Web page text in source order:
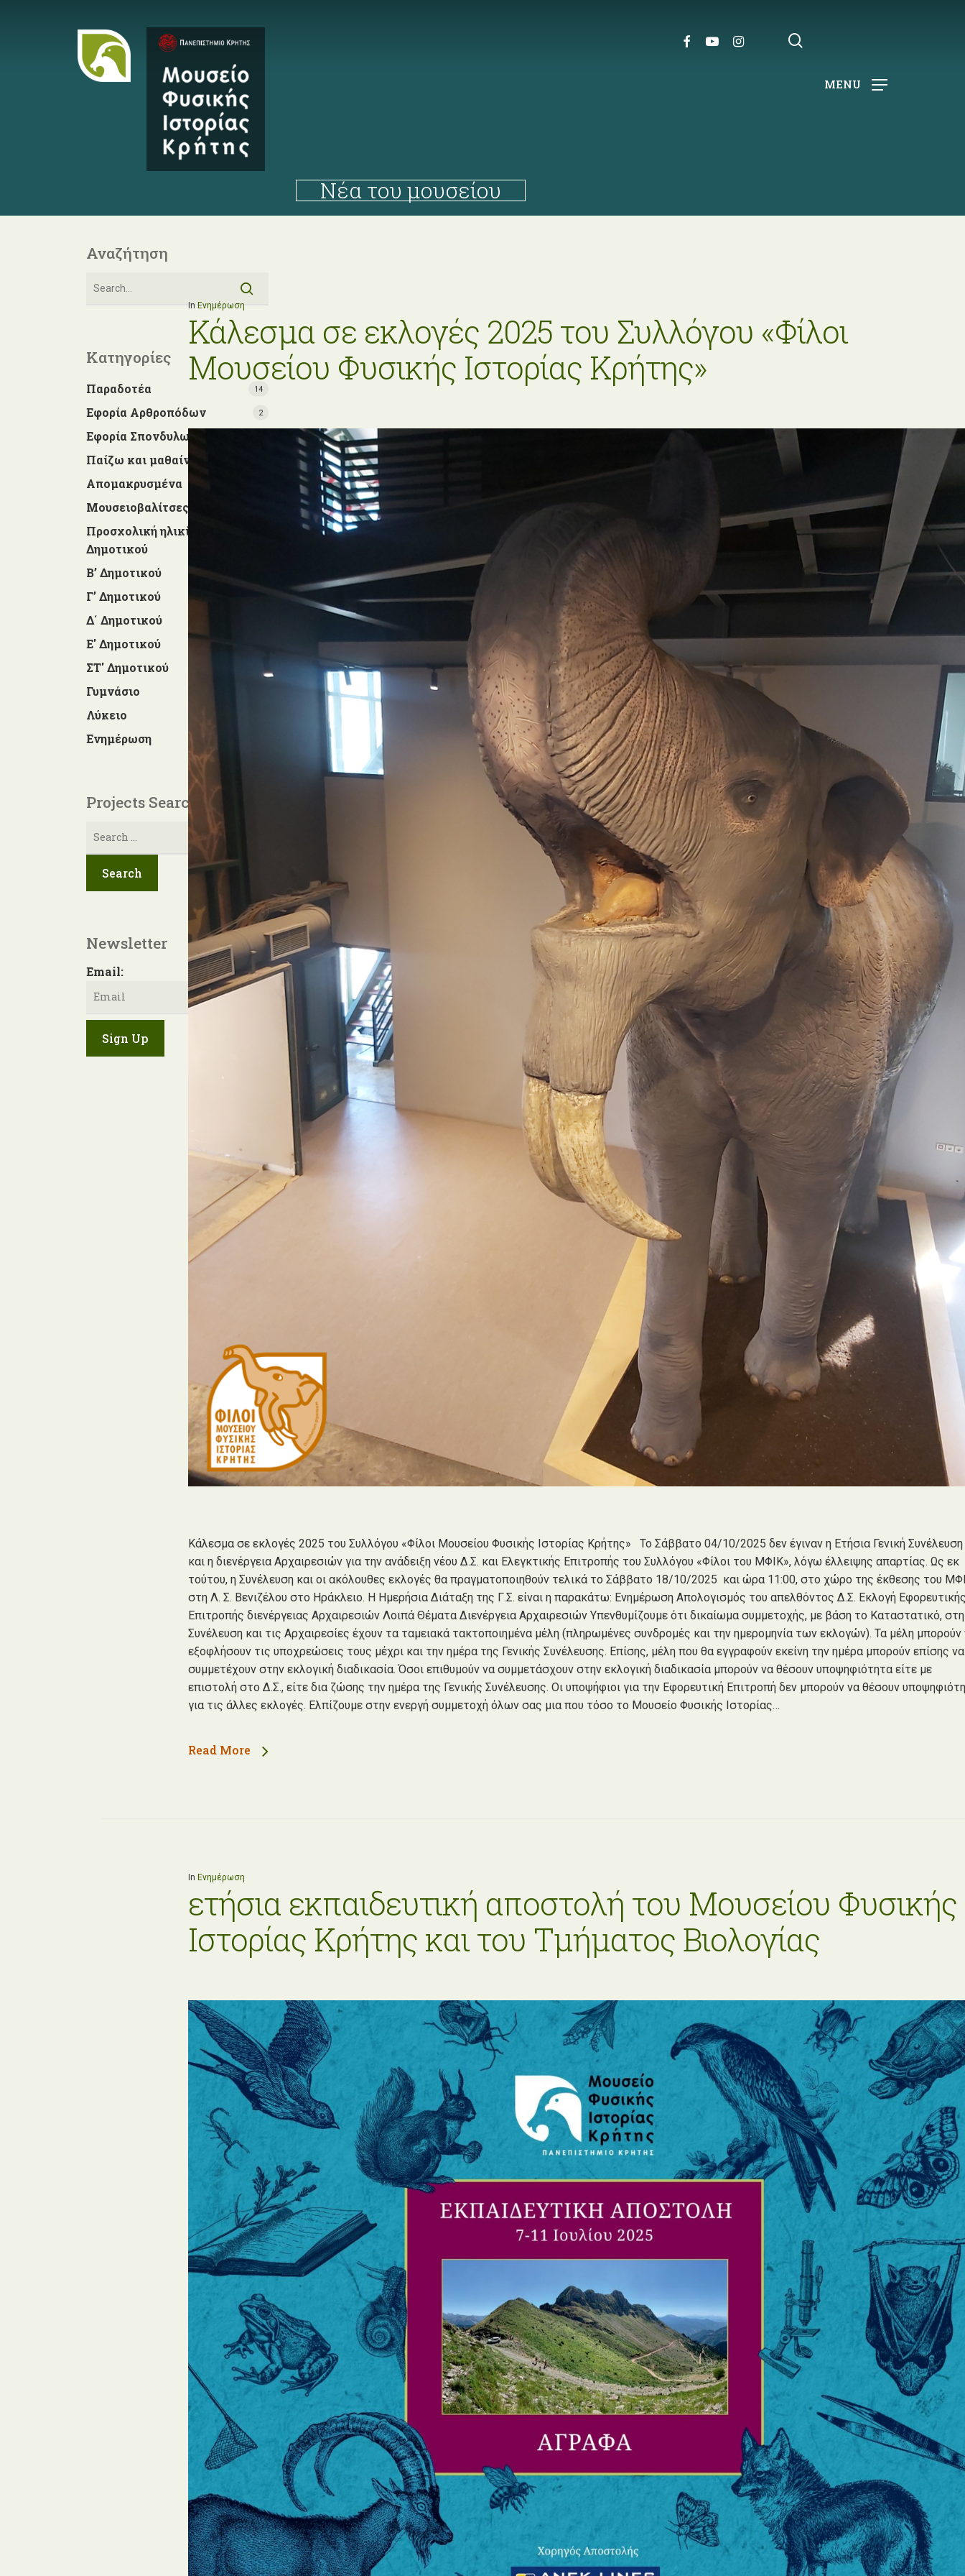
MENU
FACEBOOK
YOUTUBEINSTAGRAM
Νέα του μουσείου
Αναζήτηση
Κατηγορίες
Παραδοτέα 14
Εφορία Αρθροπόδων 2
Εφορία Σπονδυλωτών
Παίζω και μαθαίνω
Απομακρυσμένα
Μουσειοβαλίτσες
Προσχολική ηλικία και Α' τάξη
Δημοτικού
Β’ Δημοτικού
Γ’ Δημοτικού
Δ΄ Δημοτικού
Ε' Δημοτικού
ΣΤ' Δημοτικού
Γυμνάσιο
Λύκειο
Ενημέρωση
Projects Search
Αναζήτηση
Newsletter
Email:
In Ενημέρωση
Κάλεσμα σε εκλογές 2025 του Συλλόγου «Φίλοι
Μουσείου Φυσικής Ιστορίας Κρήτης»
Κάλεσμα σε εκλογές 2025 του Συλλόγου «Φίλοι Μουσείου Φυσικής Ιστορίας Κρήτης» Το Σάββατο 04/10/2025 δεν έγιναν η Ετήσια Γενική Συνέλευση
και η διενέργεια Αρχαιρεσιών για την ανάδειξη νέου Δ.Σ. και Ελεγκτικής Επιτροπής του Συλλόγου «Φίλοι του ΜΦΙΚ», λόγω έλλειψης απαρτίας. Ως εκ
τούτου, η Συνέλευση και οι ακόλουθες εκλογές θα πραγματοποιηθούν τελικά το Σάββατο 18/10/2025 και ώρα 11:00, στο χώρο της έκθεσης του
στη Λ. Σ. Βενιζέλου στο Ηράκλειο. Η Ημερήσια Διάταξη της Γ.Σ. είναι η παρακάτω: Ενημέρωση Απολογισμός του απελθόντος Δ.Σ. Εκλογή
Επιτροπής διενέργειας Αρχαιρεσιών Λοιπά Θέματα Διενέργεια Αρχαιρεσιών Υπενθυμίζουμε ότι δικαίωμα συμμετοχής, με βάση το Καταστατικό, στη
Συνέλευση και τις Αρχαιρεσίες έχουν τα ταμειακά τακτοποιημένα μέλη (πληρωμένες συνδρομές και την ημερομηνία των εκλογών). Τα μέλη μπορούν
εξοφλήσουν τις υποχρεώσεις τους μέχρι και την ημέρα της Γενικής Συνέλευσης. Επίσης, μέλη που θα εγγραφούν εκείνη την ημέρα μπορούν επίσης να
συμμετέχουν στην εκλογική διαδικασία. Όσοι επιθυμούν να συμμετάσχουν στην εκλογική διαδικασία μπορούν να θέσουν υποψηφιότητα είτε με
επιστολή στο Δ.Σ., είτε δια ζώσης την ημέρα της Γενικής Συνέλευσης. Οι υποψήφιοι για την Εφορευτική Επιτροπή δεν μπορούν να θέσουν
για τις άλλες εκλογές. Ελπίζουμε στην ενεργή συμμετοχή όλων σας μια που τόσο το Μουσείο Φυσικής Ιστορίας…
Read More
In Ενημέρωση
ετήσια εκπαιδευτική αποστολή του Μουσείου Φυσικής
Ιστορίας Κρήτης και του Τμήματος Βιολογίας